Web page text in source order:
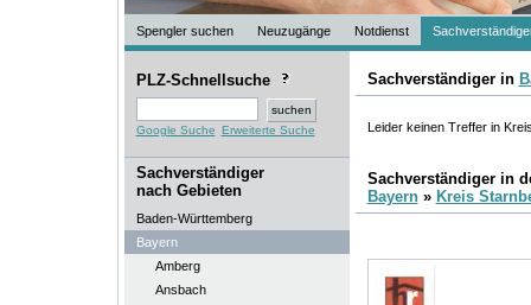
Spengler suchen Neuzugänge Notdienst
PLZ-Schnellsuche
Google Suche Erweiterte Suche
Sachverständiger
nach Gebieten
Baden-Württemberg
Bayern
Amberg
Ansbach
Sachverständiger in
Leider keinen Treffer in
Sachverständiger in
Bayern» Kreis